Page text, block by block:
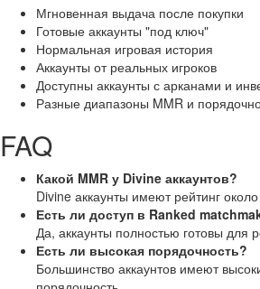
Мгновенная выдача после покупки
Готовые аккаунты "под ключ"
Нормальная игровая история
Аккаунты от реальных игроков
Доступны аккаунты с арканами и
Разные диапазоны MMR и
FAQ
Какой MMR у Divine аккаунтов?
Divine аккаунты имеют рейтинг
Есть ли доступ в Ranked
Да, аккаунты полностью готовы для
Есть ли высокая порядочность?
Большинство аккаунтов имеют